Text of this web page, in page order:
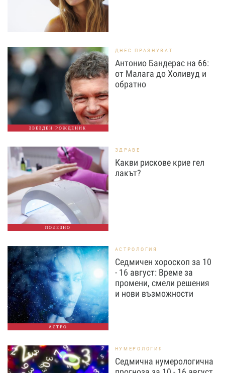
ЗВЕЗДЕН РОЖДЕНИК
ДНЕС ПРАЗНУВАТ
Антонио Бандерас на 66:
от Малага до Холивуд и
обратно
ПОЛЕЗНО
ЗДРАВЕ
Какви рискове крие гел
лакът?
АСТРО
АСТРОЛОГИЯ
Седмичен хороскоп за 10
- 16 август: Време за
промени, смели решения
и нови възможности
НУМЕРОЛОГИЯ
Седмична нумерологична